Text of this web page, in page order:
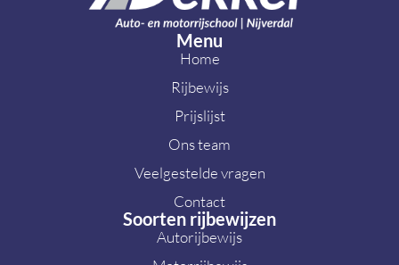
Menu
Home
Rijbewijs
Prijslijst
Ons team
Veelgestelde vragen
Contact
Soorten rijbewijzen
Autorijbewijs